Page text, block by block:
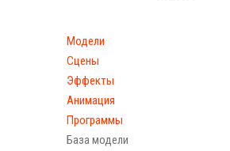
Модели
Сцены
Эффекты
Анимация
Программы
База модели